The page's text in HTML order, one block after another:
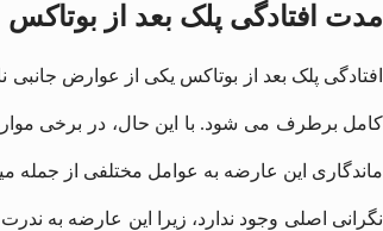
مدت افتادگی پلک بعد از بوتاکس
افتادگی پلک بعد از بوتاکس یکی از عوارض جانبی
ماندگاری این عارضه به عوامل مختلفی از جمله
نگرانی اصلی وجود ندارد، زیرا این عارضه به